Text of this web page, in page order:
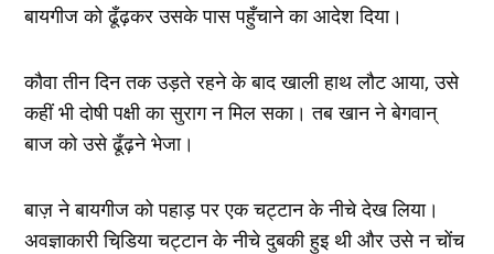
बायगीज को ढूँढ़कर उसके पास पहुँचाने का आदेश दिया।
कौवा तीन दिन तक उड़ते रहने के बाद खाली हाथ लौट आया, उसे
कहीं भी दोषी पक्षी का सुराग न मिल सका। तब खान ने बेगवान्
बाज को उसे ढूँढ़ने भेजा।
बाज़ ने बायगीज को पहाड़ पर एक चट्टान के नीचे देख लिया।
अवज्ञाकारी चिडि़या चट्टान के नीचे दुबकी हुइ थी और उसे न चोंच